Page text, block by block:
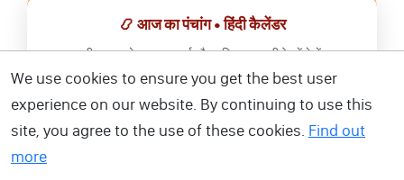
📿 आज का पंचांग • हिंदी कैलेंडर
सभी व्रत, त्योहार, शुभ मुहूर्त और राशिफल एक ही ऐप में देखें।
📅 हिंदी कैलेंडर ऐप डाउनलोड करें
We use cookies to ensure you get the best user
experience on our website. By continuing to use this
site, you agree to the use of these cookies. Find out
more